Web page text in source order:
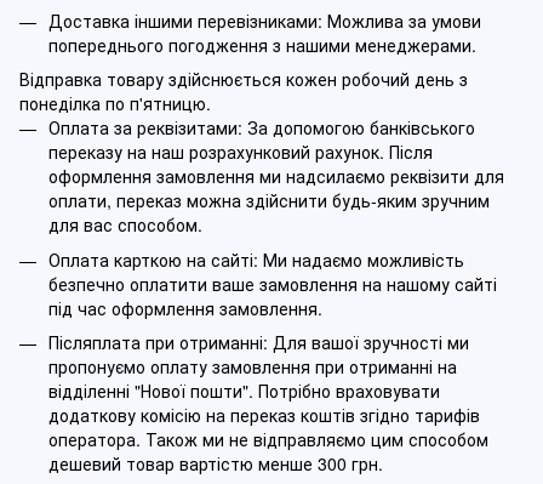
Доставка іншими перевізниками: Можлива за умови
попереднього погодження з нашими менеджерами.
Відправка товару здійснюється кожен робочий день з
понеділка по п'ятницю.
Оплата за реквізитами: За допомогою банківського
переказу на наш розрахунковий рахунок. Після
оформлення замовлення ми надсилаємо реквізити для
оплати, переказ можна здійснити будь-яким зручним
для вас способом.
Оплата карткою на сайті: Ми надаємо можливість
безпечно оплатити ваше замовлення на нашому сайті
під час оформлення замовлення.
Післяплата при отриманні: Для вашої зручності ми
пропонуємо оплату замовлення при отриманні на
відділенні "Нової пошти". Потрібно враховувати
додаткову комісію на переказ коштів згідно тарифів
оператора. Також ми не відправляємо цим способом
дешевий товар вартістю менше 300 грн.